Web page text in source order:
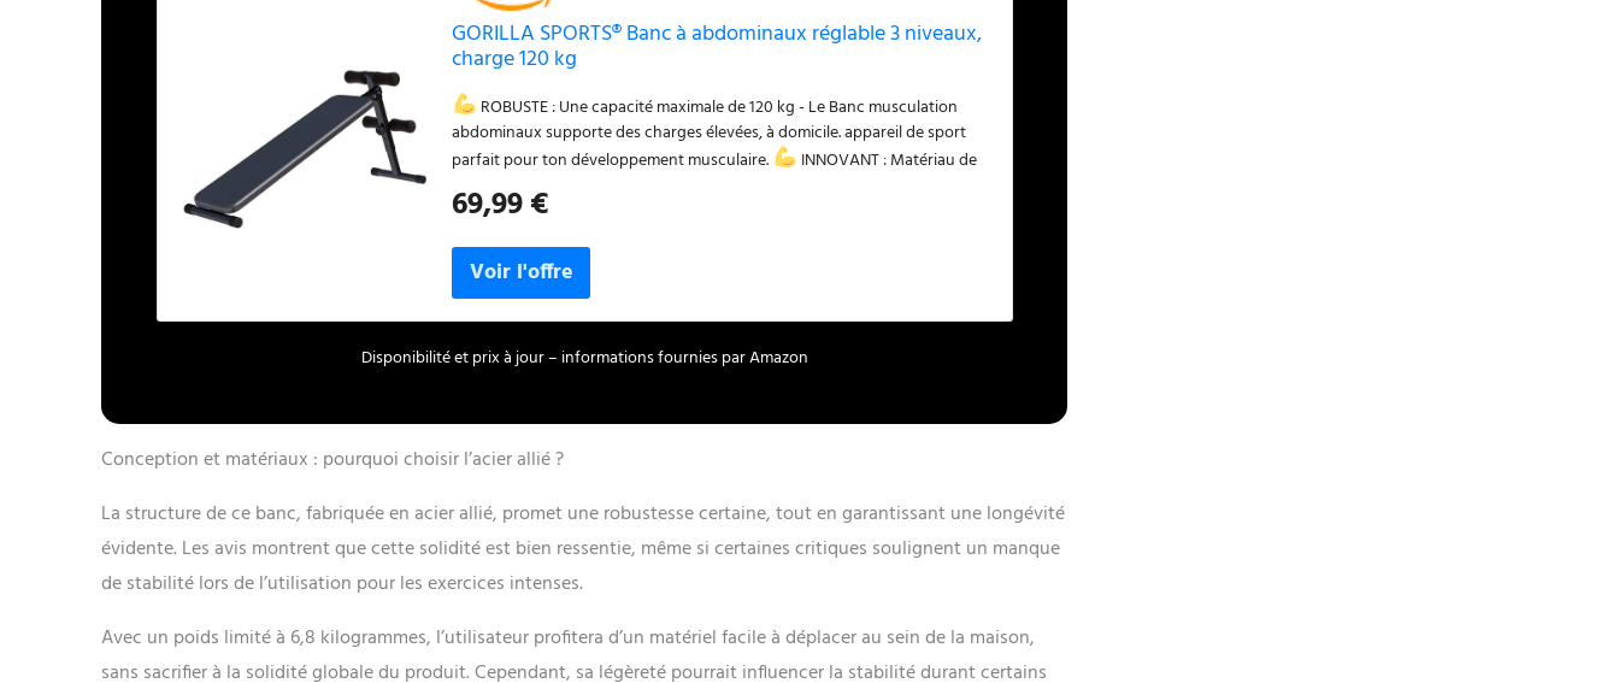
GORILLA SPORTS® Banc à abdominaux réglable 3 niveaux,
charge 120 kg
ROBUSTE : Une capacité maximale de 120 kg - Le Banc musculation
abdominaux supporte des charges élevées, à domicile. appareil de sport
parfait pour ton développement musculaire.
INNOVANT : Matériau de
qualité supérieure - Construit pour durer, ce banc à abdominaux est doté
d'un rembourrage confortable et d'une structure solide, garantissant des
hauteur sur 3 niveaux - Adapte facilement la hauteur de ce banc de sport
pour cibler spécifiquement les abs, optimisant chaque séance.
PRATIQUE : Fixation des jambes ajustable en 4 positions - Ce sit up bench
des exercices d'abdos précis.
STABLE : Pieds non-glissants avec
musculation, cet abs bench reste bien en place.
69,99 €
Disponibilité et prix à jour – informations fournies par Amazon
Conception et matériaux : pourquoi choisir l’acier allié ?
La structure de ce banc, fabriquée en acier allié, promet une robustesse certaine, tout en garantissant une longévité
évidente. Les avis montrent que cette solidité est bien ressentie, même si certaines critiques soulignent un manque
de stabilité lors de l’utilisation pour les exercices intenses.
Avec un poids limité à 6,8 kilogrammes, l’utilisateur profitera d’un matériel facile à déplacer au sein de la maison,
sans sacrifier à la solidité globale du produit. Cependant, sa légèreté pourrait influencer la stabilité durant certains